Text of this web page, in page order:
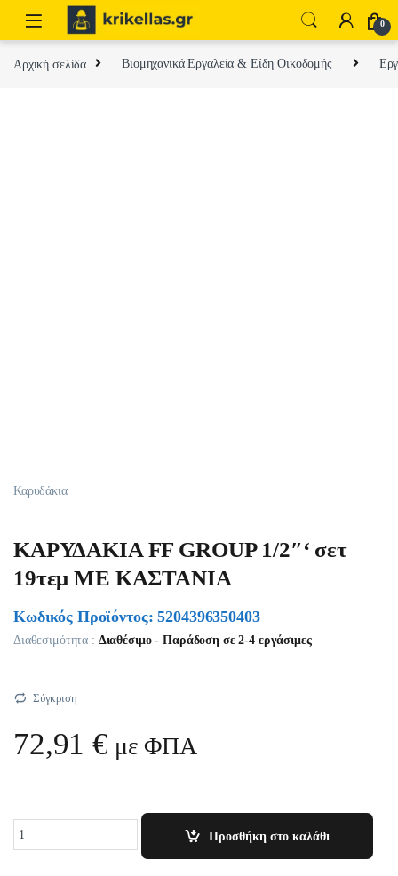
Skip to navigation
Skip to content
0
Αρχική σελίδα Βιομηχανικά Εργαλεία & Είδη Οικοδομής
Καρυδάκια
ΚΑΡΥΔΑΚΙΑ FF GROUP 1/2″‘ σετ
19τεμ ΜΕ ΚΑΣΤΑΝΙΑ
Κωδικός Προϊόντος: 5204396350403
Διαθεσιμότητα : Διαθέσιμο - Παράδοση σε 2-4 εργάσιμες
Σύγκριση
72,91€ με ΦΠΑ
Προσθήκη στο καλάθι